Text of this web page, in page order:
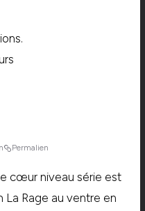
Permalien
cœur niveau série est
Rage au ventre en